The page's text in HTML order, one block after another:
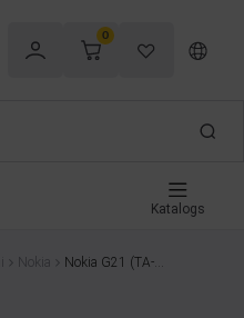
0
Katalogs
Nokia
Nokia G21 (TA-1